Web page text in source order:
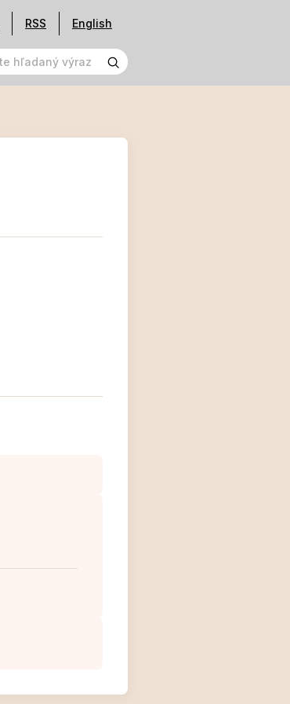
RSS English